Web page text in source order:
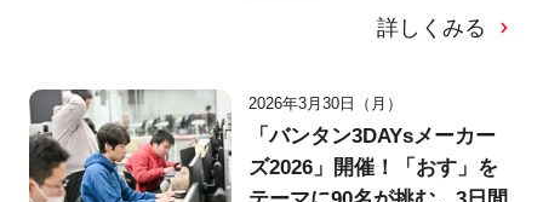
詳しくみる
2026年3月30日（月）
「バンタン3DAYsメーカー
ズ2026」開催！「おす」を